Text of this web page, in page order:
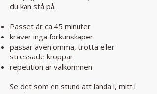
du kan stå på.
Passet är ca 45 minuter
kräver inga förkunskaper
passar även ömma, trötta eller
stressade kroppar
repetition är välkommen
Se det som en stund att landa i, mitt i